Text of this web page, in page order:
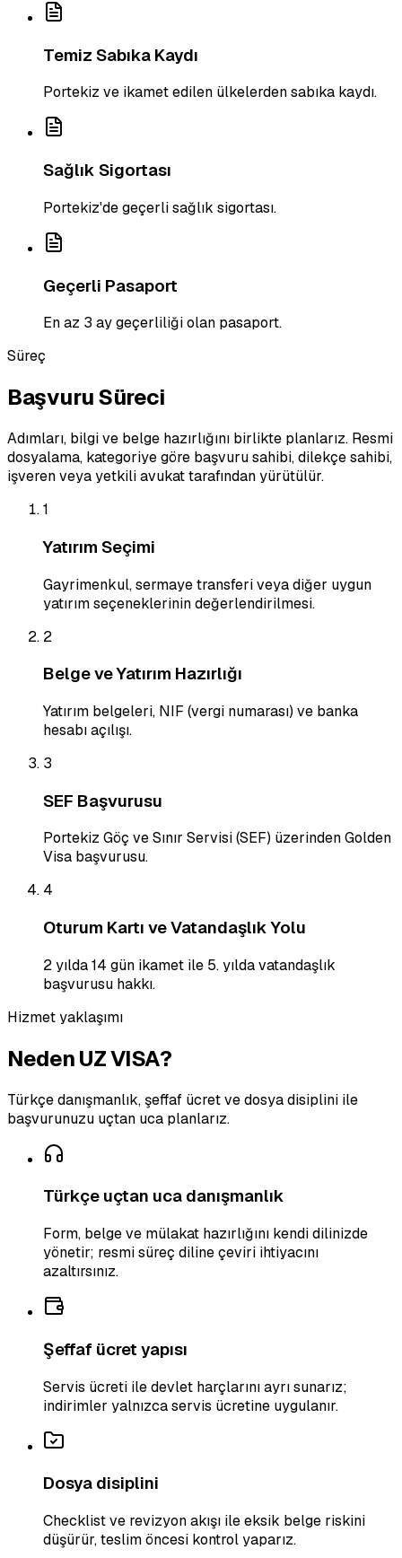
Temiz Sabıka Kaydı
Portekiz ve ikamet edilen ülkelerden sabıka kaydı.
Sağlık Sigortası
Portekiz'de geçerli sağlık sigortası.
Geçerli Pasaport
En az 3 ay geçerliliği olan pasaport.
Süreç
Başvuru Süreci
Adımları, bilgi ve belge hazırlığını birlikte planlarız. Resmi
dosyalama, kategoriye göre başvuru sahibi, dilekçe sahibi,
işveren veya yetkili avukat tarafından yürütülür.
1
Yatırım Seçimi
Gayrimenkul, sermaye transferi veya diğer uygun
yatırım seçeneklerinin değerlendirilmesi.
2
Belge ve Yatırım Hazırlığı
Yatırım belgeleri, NIF (vergi numarası) ve banka
hesabı açılışı.
3
SEF Başvurusu
Portekiz Göç ve Sınır Servisi (SEF) üzerinden Golden
Visa başvurusu.
4
Oturum Kartı ve Vatandaşlık Yolu
2 yılda 14 gün ikamet ile 5. yılda vatandaşlık
başvurusu hakkı.
Hizmet yaklaşımı
Neden UZ VISA?
Türkçe danışmanlık, şeffaf ücret ve dosya disiplini ile
başvurunuzu uçtan uca planlarız.
Türkçe uçtan uca danışmanlık
Form, belge ve mülakat hazırlığını kendi dilinizde
yönetir; resmi süreç diline çeviri ihtiyacını
azaltırsınız.
Şeffaf ücret yapısı
Servis ücreti ile devlet harçlarını ayrı sunarız;
indirimler yalnızca servis ücretine uygulanır.
Dosya disiplini
Checklist ve revizyon akışı ile eksik belge riskini
düşürür, teslim öncesi kontrol yaparız.